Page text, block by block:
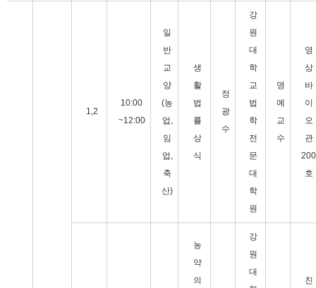
1,2
10:00
~12:00
일
반
교
양
(농
업,
임
업,
축
산)
생
활
법
률
상
식
정
광
수
강
원
대
학
교
법
학
전
문
대
학
원
명
예
교
수
영
상
바
이
오
관
200
호
농
약
의
강
원
대
친